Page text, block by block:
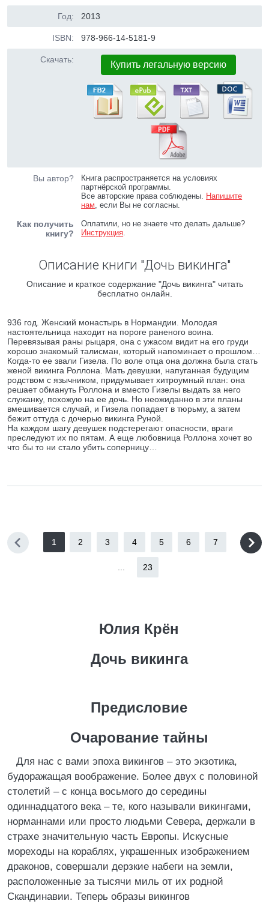
Год: 2013
ISBN: 978-966-14-5181-9
Скачать: Купить легальную версию
Вы автор?
Книга распространяется на условиях
партнёрской программы.
Все авторские права соблюдены. Напишите
нам, если Вы не согласны.
Как получить
книгу?
Оплатили, но не знаете что делать дальше?
Инструкция.
Описание книги "Дочь викинга"
Описание и краткое содержание "Дочь викинга" читать
бесплатно онлайн.
936 год. Женский монастырь в Нормандии. Молодая
настоятельница находит на пороге раненого воина.
Перевязывая раны рыцаря, она с ужасом видит на его груди
хорошо знакомый талисман, который напоминает о прошлом…
Когда-то ее звали Гизела. По воле отца она должна была стать
женой викинга Роллона. Мать девушки, напуганная будущим
родством с язычником, придумывает хитроумный план: она
решает обмануть Роллона и вместо Гизелы выдать за него
служанку, похожую на ее дочь. Но неожиданно в эти планы
вмешивается случай, и Гизела попадает в тюрьму, а затем
бежит оттуда с дочерью викинга Руной.
На каждом шагу девушек подстерегают опасности, враги
преследуют их по пятам. А еще любовница Роллона хочет во
что бы то ни стало убить соперницу…
1 2 3 4 5 6 7
23
Юлия Крён
Дочь викинга
Предисловие
Очарование тайны
Для нас с вами эпоха викингов – это экзотика,
будоражащая воображение. Более двух с половиной
столетий – с конца восьмого до середины
одиннадцатого века – те, кого называли викингами,
норманнами или просто людьми Севера, держали в
страхе значительную часть Европы. Искусные
мореходы на кораблях, украшенных изображением
драконов, совершали дерзкие набеги на земли,
расположенные за тысячи миль от их родной
Скандинавии. Теперь образы викингов